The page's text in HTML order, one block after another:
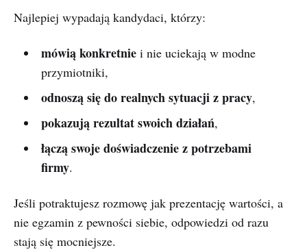
Najlepiej wypadają kandydaci, którzy:
mówią konkretniei nie uciekają w modne
przymiotniki,
odnoszą się do realnych sytuacji z pracy,
pokazują rezultat swoich działań,
łączą swoje doświadczenie z potrzebami
firmy.
Jeśli potraktujesz rozmowę jak prezentację wartości, a
nie egzamin z pewności siebie, odpowiedzi od razu
stają się mocniejsze.